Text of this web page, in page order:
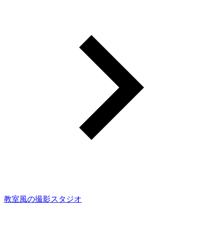
教室風の撮影スタジオ